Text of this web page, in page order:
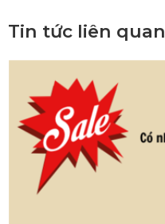
Tin tức liên quan